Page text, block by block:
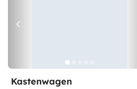
Kastenwagen